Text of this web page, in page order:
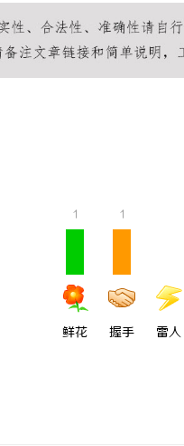
1
鲜花
1
握手 雷人